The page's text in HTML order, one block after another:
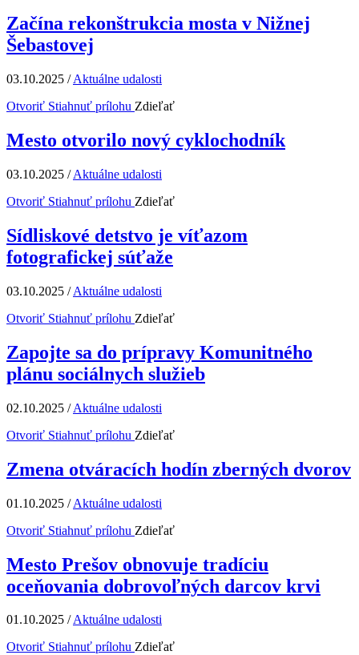
Začína rekonštrukcia mosta v Nižnej
Šebastovej
03.10.2025 /Aktuálne udalosti
Otvoriť Stiahnuť prílohu Zdieľať
Mesto otvorilo nový cyklochodník
03.10.2025 /Aktuálne udalosti
Otvoriť Stiahnuť prílohu Zdieľať
Sídliskové detstvo je víťazom
fotografickej súťaže
03.10.2025 /Aktuálne udalosti
Otvoriť Stiahnuť prílohu Zdieľať
Zapojte sa do prípravy Komunitného
plánu sociálnych služieb
02.10.2025 /Aktuálne udalosti
Otvoriť Stiahnuť prílohu Zdieľať
Zmena otváracích hodín zberných dvorov
01.10.2025 /Aktuálne udalosti
Otvoriť Stiahnuť prílohu Zdieľať
Mesto Prešov obnovuje tradíciu
oceňovania dobrovoľných darcov krvi
01.10.2025 /Aktuálne udalosti
Otvoriť Stiahnuť prílohu Zdieľať